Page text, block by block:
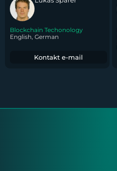
Blockchain Techonology
English, German
Kontakt e-mail